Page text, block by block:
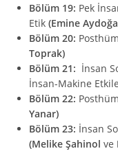
Bölüm 19: Pek
Etik(Emine
Bölüm 20:
Toprak)
Bölüm 21: İnsan
İnsan-Makine
Bölüm 22:
Yanar)
Bölüm 23: İnsan
(Melike Şahinolve